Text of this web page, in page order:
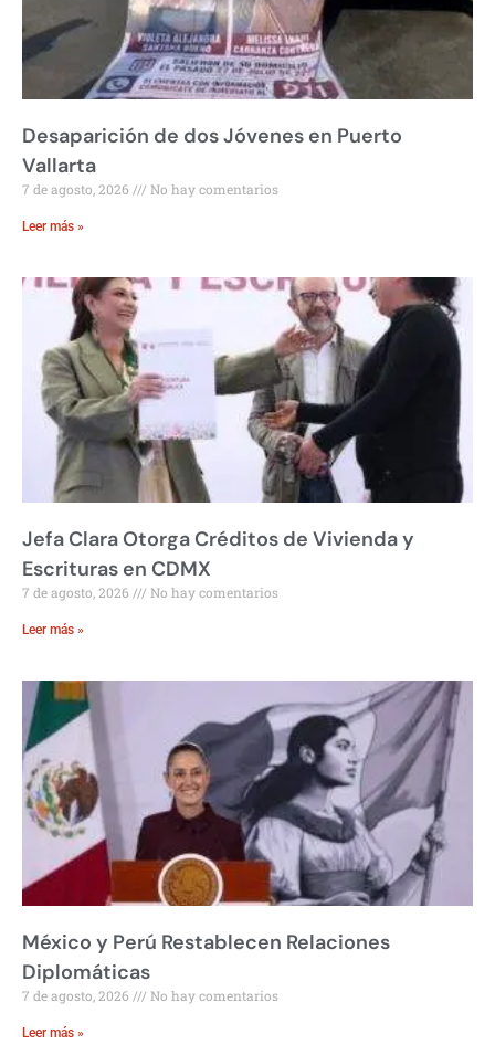
Desaparición de dos Jóvenes en Puerto
Vallarta
7 de agosto, 2026 No hay comentarios
Leer más »
Jefa Clara Otorga Créditos de Vivienda y
Escrituras en CDMX
7 de agosto, 2026 No hay comentarios
Leer más »
México y Perú Restablecen Relaciones
Diplomáticas
7 de agosto, 2026 No hay comentarios
Leer más »